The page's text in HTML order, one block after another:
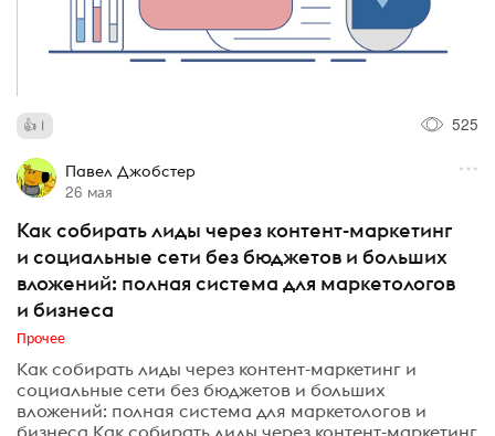
1 525
Павел Джобстер
26 мая
Как собирать лиды через контент-маркетинг
и социальные сети без бюджетов и больших
вложений: полная система для маркетологов
и бизнеса
Прочее
Как собирать лиды через контент-маркетинг и
социальные сети без бюджетов и больших
вложений: полная система для маркетологов и
бизнеса Как собирать лиды через контент-маркетинг